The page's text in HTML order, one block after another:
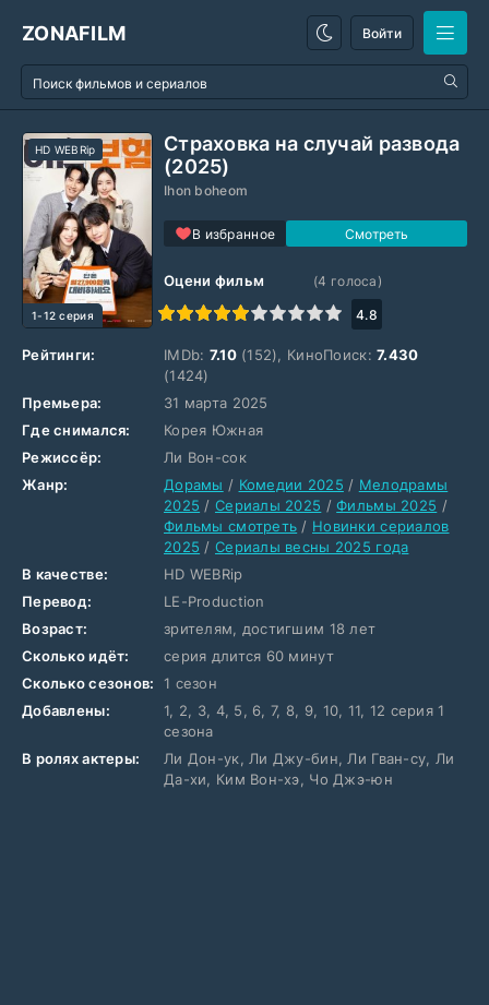
ZONAFILM Войти
Страховка на случай развода
(2025)
Ihon boheom
В избранное
HD WEBRip
1-12 серия
Оцени фильм
1
2 3 4 7 8 9 10
(4 голоса)
4.8
Рейтинги: IMDb: 7.10(152), КиноПоиск:7.430
(1424)
Премьера:
31 марта 2025
Где снимался:
Корея Южная
Режиссёр:
Ли Вон-сок
Жанр:
Дорамы / Комедии 2025 / Мелодрамы
2025 / Сериалы 2025 /Фильмы 2025 /
Фильмы смотреть / Новинки сериалов
2025 / Сериалы весны 2025 года
В качестве:
HD WEBRip
Перевод:
LE-Production
Возраст:
зрителям, достигшим 18 лет
Сколько идёт:
серия длится 60 минут
Сколько сезонов:
1 сезон
Добавлены:
1, 2, 3, 4, 5, 6, 7, 8, 9, 10, 11, 12 серия 1
сезона
В ролях актеры:
Ли Дон-ук, Ли Джу-бин, Ли Гван-су, Ли
Да-хи, Ким Вон-хэ, Чо Джэ-юн